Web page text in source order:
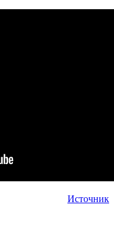
Источник